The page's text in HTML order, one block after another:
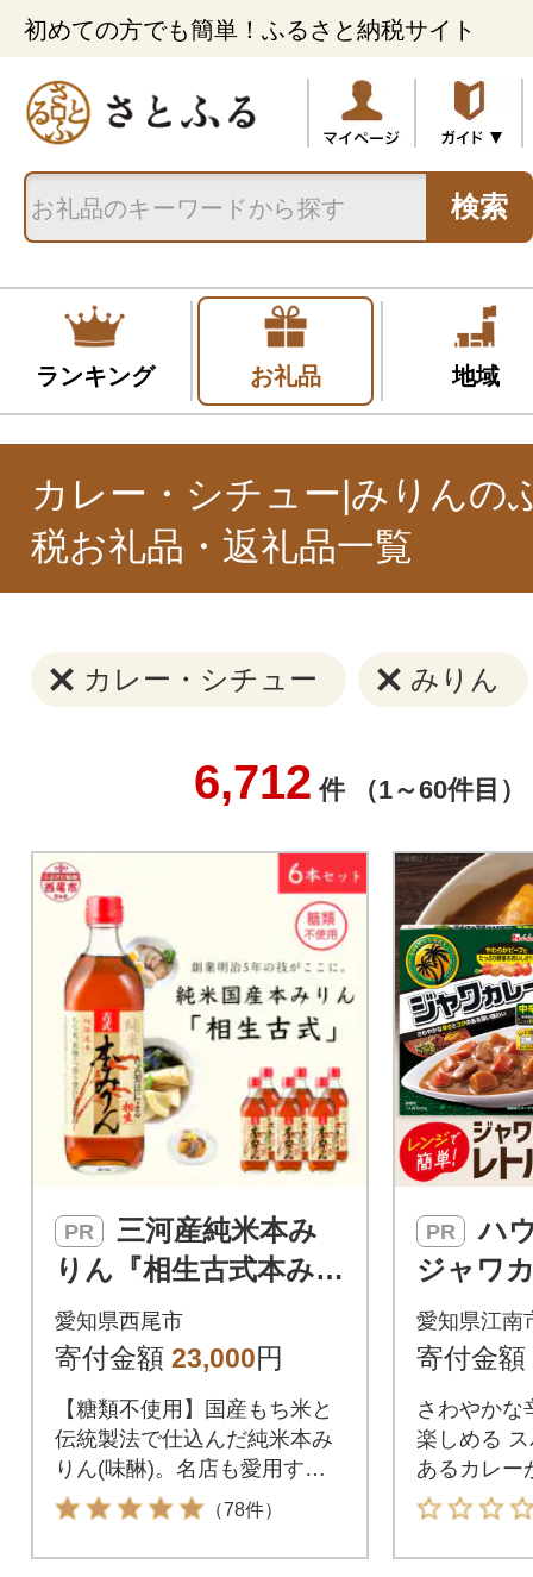
初めての方でも簡単！ふるさと納税サイト
検索
ランキング お礼品 地域
カレー・シチュー|みりんの
税お礼品・返礼品一覧
カレー・シチュー みりん
6,712 件 （1～60件目）
PR
りん『相生古式本みり
ん』6本セット・A008
-23
愛知県西尾市
寄付金額 23,000円
【糖類不使用】国産もち米と
伝統製法で仕込んだ純米本み
りん(味醂)。名店も愛用する
上品な甘みと芳醇な香
（78件）
PR
ハウス レトルト
ジャワ
0個 レ
use レ
愛知県江南
寄付金額
さわやかな
楽しめる
あるカレー